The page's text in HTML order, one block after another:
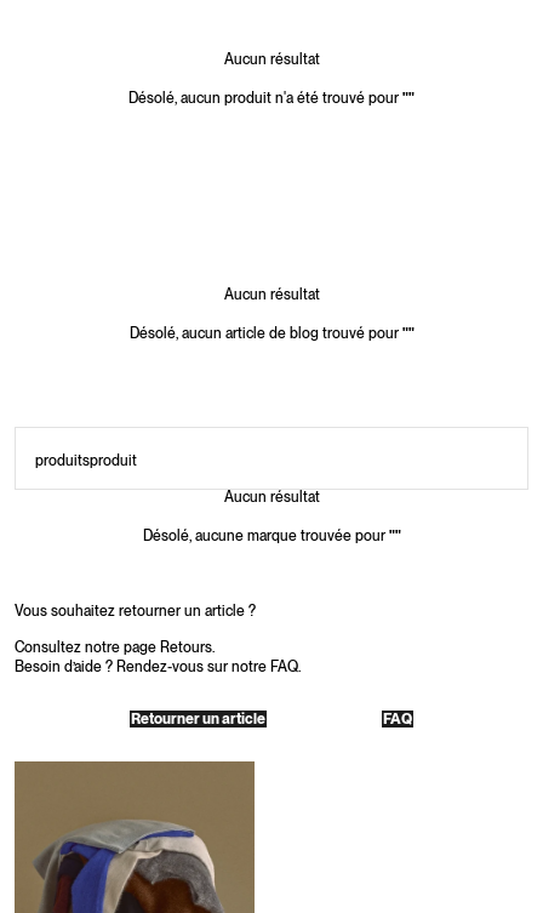
Aucun résultat
Désolé, aucun produit n'a été trouvé pour ""
Aucun résultat
Désolé, aucun article de blog trouvé pour ""
produitsproduit
Aucun résultat
Désolé, aucune marque trouvée pour ""
Vous souhaitez retourner un article ?
Consultez notre page Retours.
Besoin d’aide ? Rendez-vous sur notre FAQ.
Retourner un article FAQ